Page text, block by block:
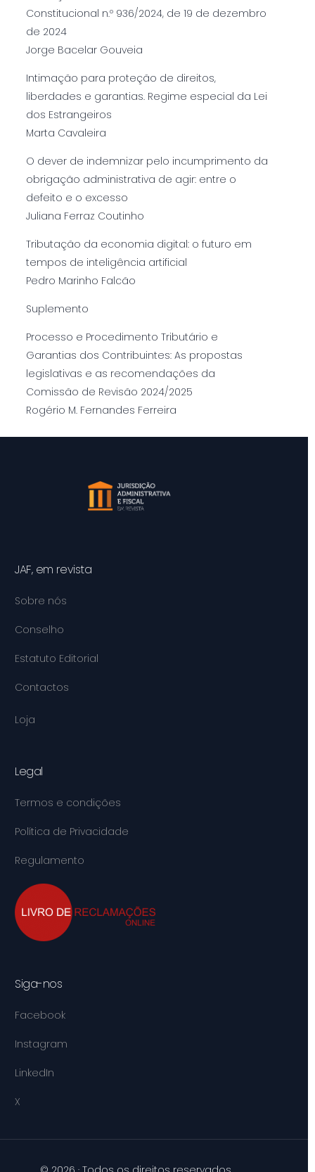
Constitucional n.º 936/2024, de 19 de dezembro
de 2024
Jorge Bacelar Gouveia
Intimação para proteção de direitos,
liberdades e garantias. Regime especial da Lei
dos Estrangeiros
Marta Cavaleira
O dever de indemnizar pelo incumprimento da
obrigação administrativa de agir: entre o
defeito e o excesso
Juliana Ferraz Coutinho
Tributação da economia digital: o futuro em
tempos de inteligência artificial
Pedro Marinho Falcão
Suplemento
Processo e Procedimento Tributário e
Garantias dos Contribuintes: As propostas
legislativas e as recomendações da
Comissão de Revisão 2024/2025
Rogério M. Fernandes Ferreira
JAF, em revista
Sobre nós
Conselho
Estatuto Editorial
Contactos
Loja
Legal
Termos e condições
Política de Privacidade
Regulamento
Siga-nos
Facebook
Instagram
LinkedIn
X